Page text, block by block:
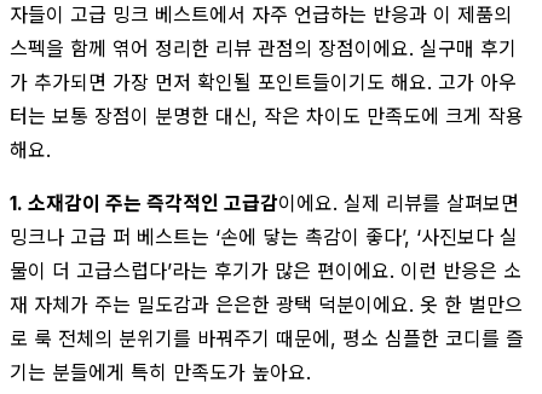
자들이 고급 밍크 베스트에서 자주 언급하는 반응과 이 제품의
스펙을 함께 엮어 정리한 리뷰 관점의 장점이에요. 실구매 후기
가 추가되면 가장 먼저 확인될 포인트들이기도 해요. 고가 아우
터는 보통 장점이 분명한 대신, 작은 차이도 만족도에 크게 작용
해요.
1. 소재감이 주는 즉각적인 고급감이에요. 실제 리뷰를 살펴보면
밍크나 고급 퍼 베스트는 ‘손에 닿는 촉감이 좋다’, ‘사진보다 실
물이 더 고급스럽다’라는 후기가 많은 편이에요. 이런 반응은 소
재 자체가 주는 밀도감과 은은한 광택 덕분이에요. 옷 한 벌만으
로 룩 전체의 분위기를 바꿔주기 때문에, 평소 심플한 코디를 즐
기는 분들에게 특히 만족도가 높아요.